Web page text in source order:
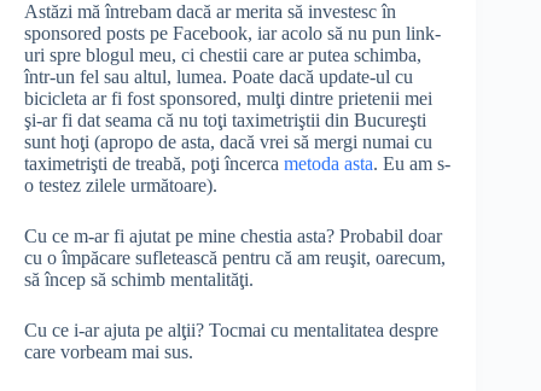
Astăzi mă întrebam dacă ar merita să investesc în
sponsored posts pe Facebook, iar acolo să nu pun link-
uri spre blogul meu, ci chestii care ar putea schimba,
într-un fel sau altul, lumea. Poate dacă update-ul cu
bicicleta ar fi fost sponsored, mulţi dintre prietenii mei
şi-ar fi dat seama că nu toţi taximetriştii din Bucureşti
sunt hoţi (apropo de asta, dacă vrei să mergi numai cu
taximetrişti de treabă, poţi încerca metoda asta. Eu am s-
o testez zilele următoare).
Cu ce m-ar fi ajutat pe mine chestia asta? Probabil doar
cu o împăcare sufletească pentru că am reuşit, oarecum,
să încep să schimb mentalităţi.
Cu ce i-ar ajuta pe alţii? Tocmai cu mentalitatea despre
care vorbeam mai sus.